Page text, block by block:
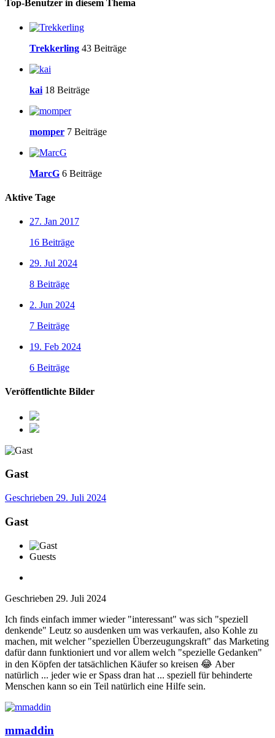
Top-Benutzer in diesem Thema
Trekkerling 43 Beiträge
kai 18 Beiträge
momper 7 Beiträge
MarcG 6 Beiträge
Aktive Tage
27. Jan 2017
16 Beiträge
29. Jul 2024
8 Beiträge
2. Jun 2024
7 Beiträge
19. Feb 2024
6 Beiträge
Veröffentlichte Bilder
Gast
Geschrieben 29. Juli 2024
Gast
Guests
Geschrieben 29. Juli 2024
Ich finds einfach immer wieder "interessant" was sich "speziell
denkende" Leutz so ausdenken um was verkaufen, also Kohle zu
machen, mit welcher "speziellen Überzeugungskraft" das Marketing
dafür dann funktioniert und vor allem welch "spezielle Gedanken"
in den Köpfen der tatsächlichen Käufer so kreisen 😂 Aber
natürlich ... jeder wie er Spass dran hat ... speziell für behinderte
Menschen kann so ein Teil natürlich eine Hilfe sein.
mmaddin